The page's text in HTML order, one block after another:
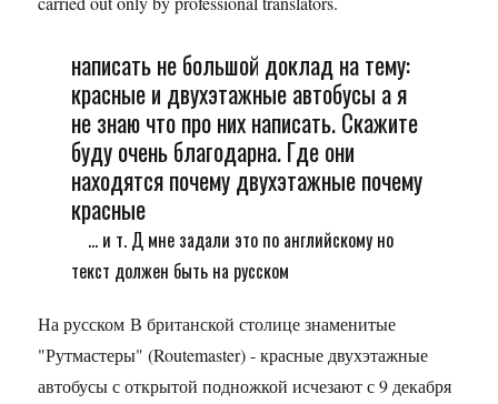
написать не большой доклад на тему:
красные и двухэтажные автобусы а я
не знаю что про них написать. Скажите
буду очень благодарна. Где они
находятся почему двухэтажные почему
красные
... и т. Д мне задали это по английскому но
текст должен быть на русском
На русском В британской столице знаменитые
"Рутмастеры" (Routemaster) - красные двухэтажные
автобусы с открытой подножкой исчезают с 9 декабря